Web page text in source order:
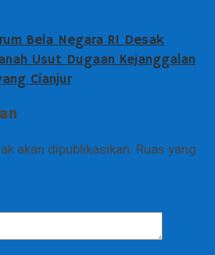
Bela Negara RI Desak
Usut Dugaan Kejanggalan
Cianjur
akan dipublikasikan. Ruas yang